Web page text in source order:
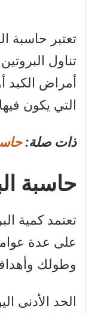
تعتبر حاسبة
تناول
أمراض الكبد
التي يكون
ذات صلة:
حاسبة
تعتمد كمية
على عدة
وطولك
الحد الأدنى